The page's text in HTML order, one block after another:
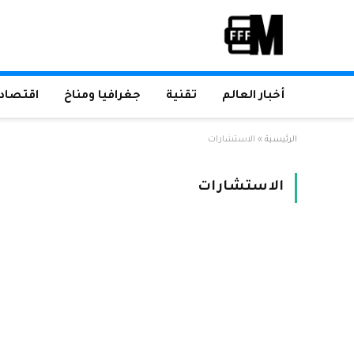
أخبار العالم تقنية جغرافيا ومناخ
الرئيسية » الاستشارات
الاستشارات